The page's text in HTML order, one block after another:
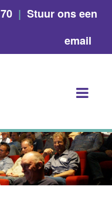
| Stuur ons een
email